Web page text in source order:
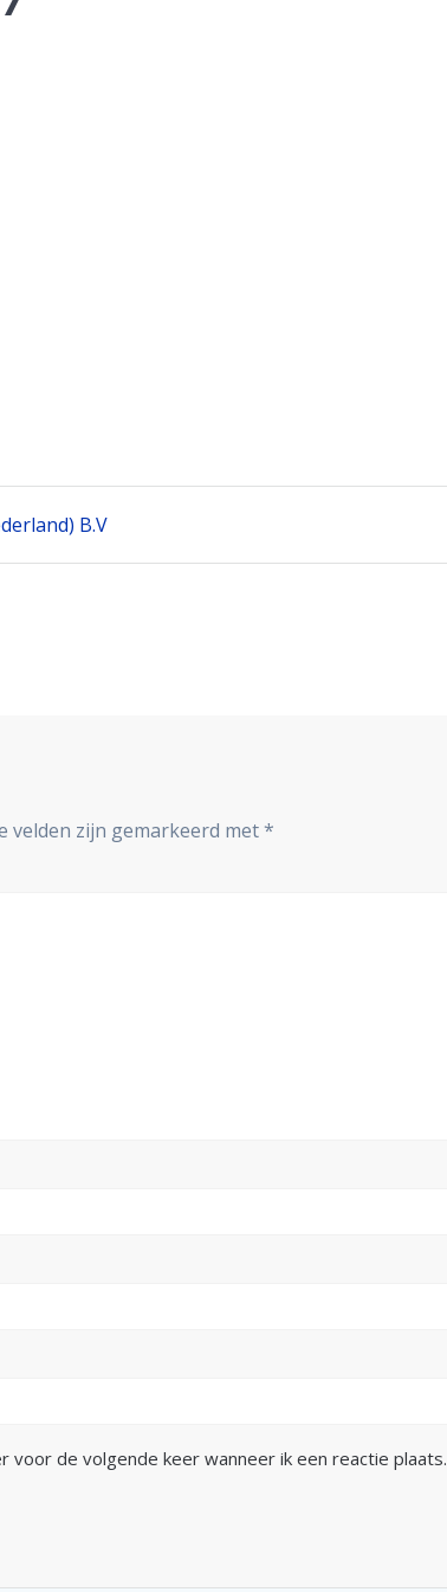
B.V
velden zijn gemarkeerd met*
voor de volgende keer wanneer ik een reactie plaats.